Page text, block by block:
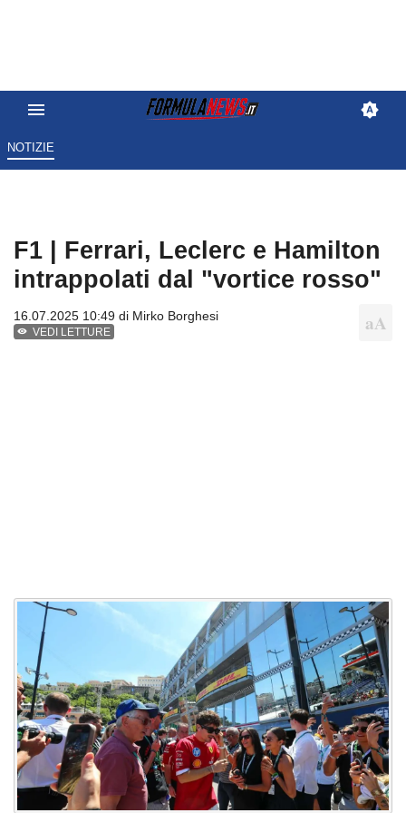
NOTIZIE
F1 | Ferrari, Leclerc e Hamilton
intrappolati dal "vortice rosso"
16.07.2025 10:49 di Mirko Borghesi
VEDI LETTURE